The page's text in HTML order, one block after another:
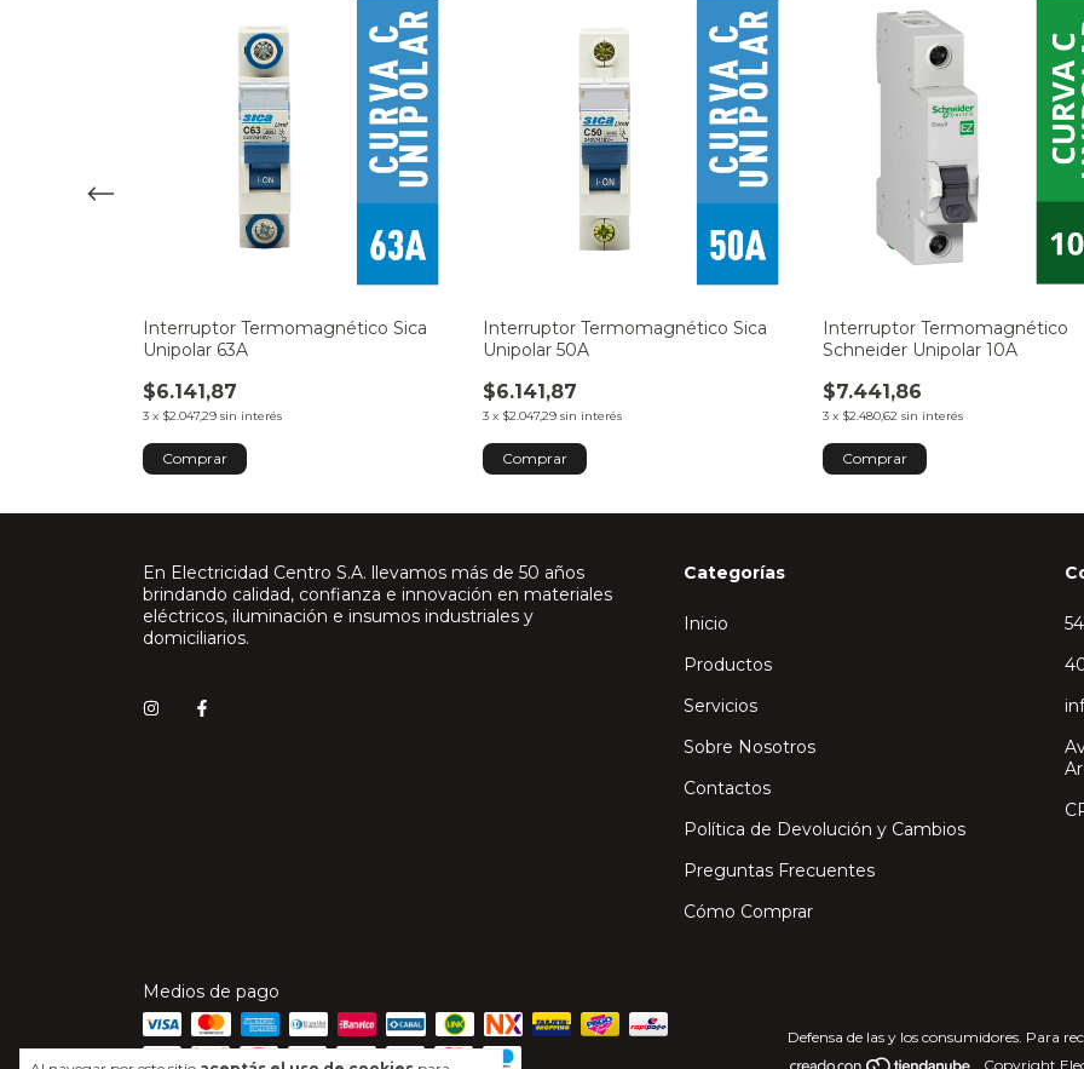
Interruptor Termomagnético Sica
Unipolar 63A
$6.141,87
3 x $2.047,29 sin interés
Interruptor Termomagnético Sica
Unipolar 50A
$6.141,87
3 x $2.047,29 sin interés
Interruptor Termomagnético
Schneider Unipolar 10A
$7.441,86
3 x $2.480,62 sin interés
En Electricidad Centro S.A. llevamos más de 50 años
brindando calidad, confianza e innovación en materiales
eléctricos, iluminación e insumos industriales y
domiciliarios.
Categorías
Inicio
Productos
Servicios
Sobre Nosotros
Contactos
Política de Devolución y Cambios
Preguntas Frecuentes
Cómo Comprar
Medios de pago
Defensa de las y los consumidores. Para
Copyright